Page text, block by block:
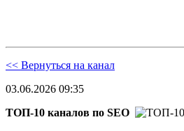
<< Вернуться на канал
03.06.2026 09:35
ТОП-10 каналов по SEO